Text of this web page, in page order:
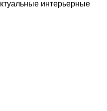
интерьерные